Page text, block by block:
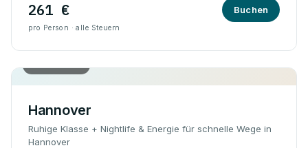
261 €
pro Person · alle Steuern
Buchen
Hannover
Ruhige Klasse + Nightlife & Energie für schnelle Wege in
Hannover